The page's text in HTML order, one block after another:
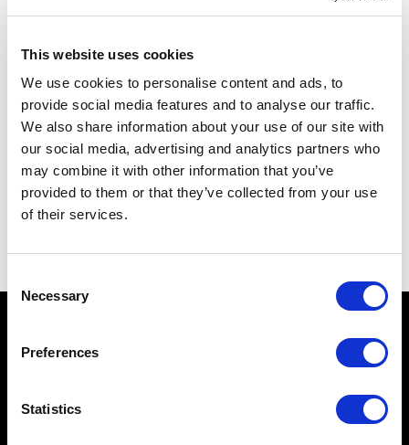
This website uses cookies
We use cookies to personalise content and ads, to
provide social media features and to analyse our traffic.
We also share information about your use of our site with
our social media, advertising and analytics partners who
may combine it with other information that you’ve
provided to them or that they’ve collected from your use
of their services.
Selection
Necessary
Preferences
Statistics
Privacy
Ich bin mit denDatenschutzbestimmungen einverstanden*
SENDEN
Anmeldung in unseren Sozialen Netzwerken